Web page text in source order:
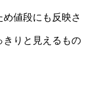
値段にも反映さ
きりと見えるもの